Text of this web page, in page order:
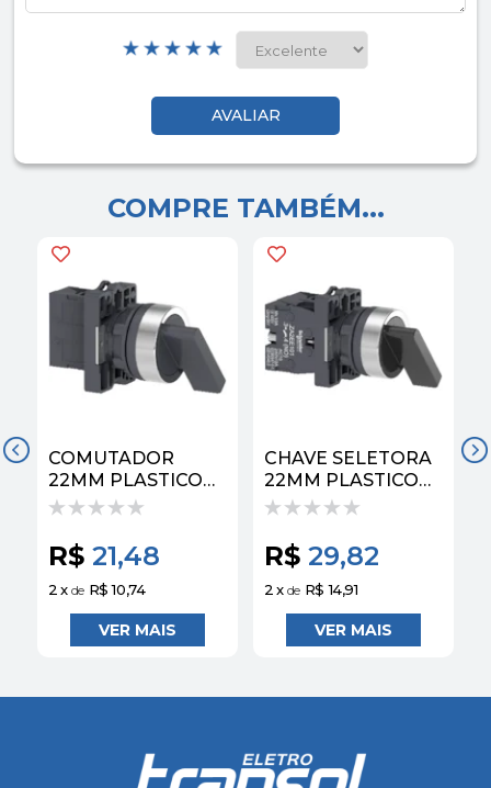
COMPRE TAMBÉM...
COMUTADOR
22MM PLASTICO
MANOPLA LONGA
NA XA2EJ21 |
SCHNEIDER
R$ 21,48
2x de R$ 10,74
CHAVE SELETORA
22MM PLASTICO
MANOPLA LONGA
2NA XA2EJ33 |
SCHNEIDER
R$ 29,82
2x de R$ 14,91